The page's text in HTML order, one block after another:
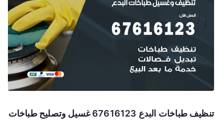
تنظيف طباخات البدع 67616123 غسيل وتصليح طباخات